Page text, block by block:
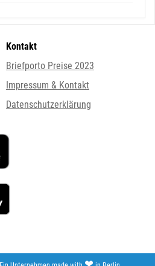
Kontakt
Briefporto Preise 2023
Impressum & Kontakt
Datenschutzerklärung